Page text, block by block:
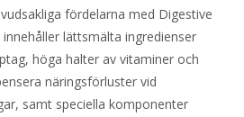
fördelarna med Digestive
lättsmälta ingredienser
höga halter av vitaminer och
näringsförluster vid
samt speciella komponenter